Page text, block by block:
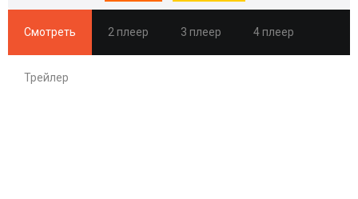
Смотреть 2 плеер 3 плеер 4 плеер
Трейлер